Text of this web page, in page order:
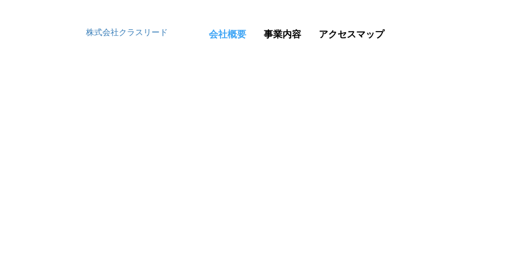
株式会社クラスリード 会社概要 事業内容 アクセスマップ